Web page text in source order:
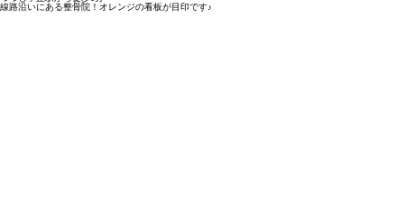
線路沿いにある整骨院！オレンジの看板が目印です♪